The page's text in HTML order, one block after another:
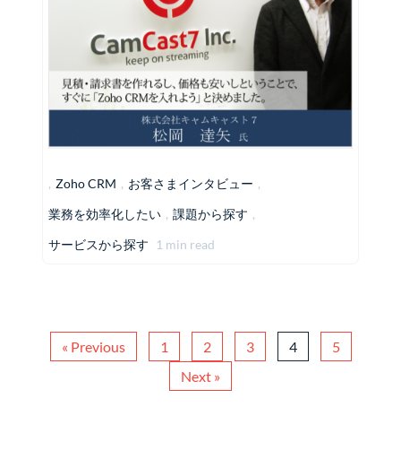
, Zoho CRM , お客さまインタビュー ,
業務を効率化したい , 課題から探す ,
サービスから探す
1 min read
« Previous 1 2 3 4
5
Next »